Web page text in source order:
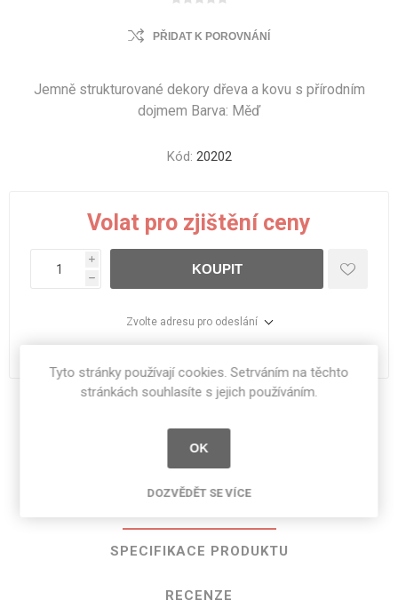
PŘIDAT K POROVNÁNÍ
Jemně strukturované dekory dřeva a kovu s přírodním
dojmem Barva: Měď
Kód: 20202
Volat pro zjištění ceny
i
h
KOUPIT
Zvolte adresu pro odeslání
SPECIFIKACE PRODUKTU
RECENZE
Tyto stránky používají cookies. Setrváním na těchto
stránkách souhlasíte s jejich používáním.
OK
DOZVĚDĚT SE VÍCE